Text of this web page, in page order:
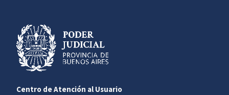
Centro de Atención al Usuario